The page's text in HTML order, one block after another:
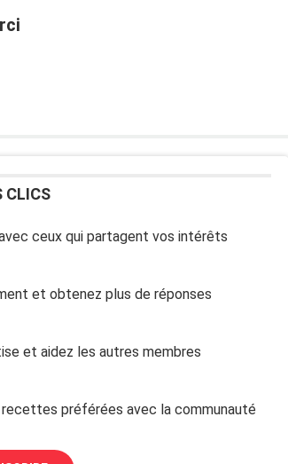
CLICS
ceux qui partagent vos intérêts
et obtenez plus de réponses
et aidez les autres membres
préférées avec la communauté